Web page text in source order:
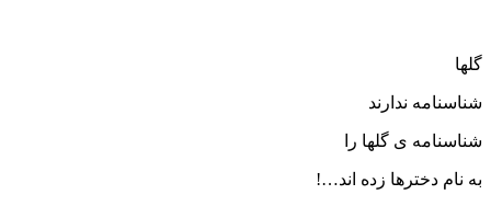
گلها
شناسنامه ندارند
شناسنامه ی گلها را
به نام دخترها زده اند…!